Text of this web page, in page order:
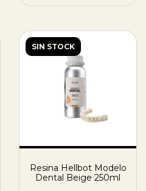
SIN STOCK
Resina Hellbot Modelo
Dental Beige 250ml